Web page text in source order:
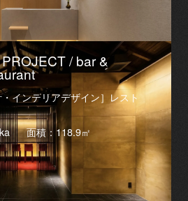
/ bar &
インテリアデザイン］レスト
面積：118.9㎡